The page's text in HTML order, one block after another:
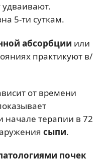
удваивают.
5-ти суткам.
абсорбции или
практикуют в/
от времени
начале терапии в 72
сыпи.
почек